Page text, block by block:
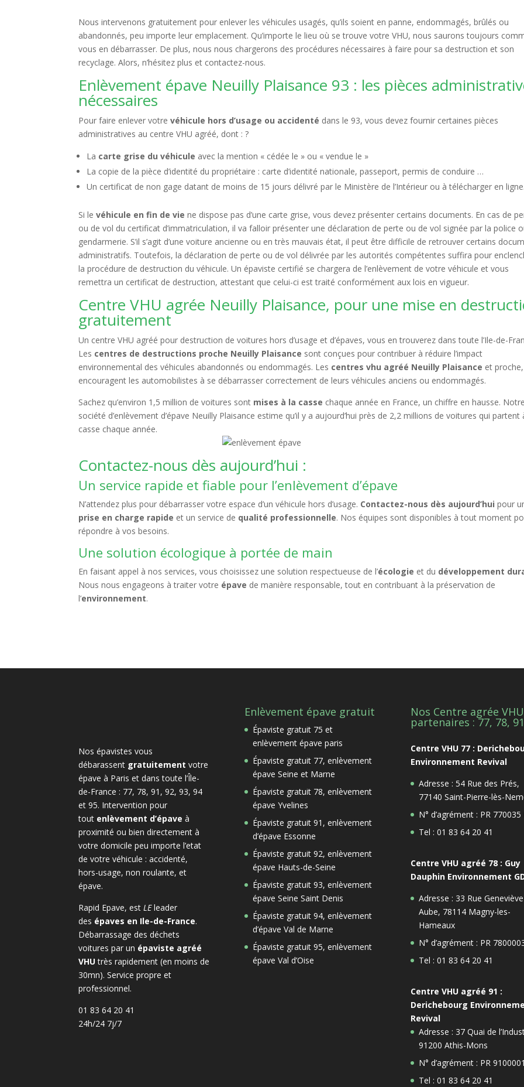
Nous intervenons gratuitement pour enlever les véhicules usagés, qu’ils soient en panne, endommagés, brûlés ou
abandonnés, peu importe leur emplacement. Qu’importe le lieu où se trouve votre VHU, nous saurons toujours
vous en débarrasser. De plus, nous nous chargerons des procédures nécessaires à faire pour sa destruction et son
recyclage. Alors, n’hésitez plus et contactez-nous.
Enlèvement épave Neuilly Plaisance 93 : les pièces
nécessaires
Pour faire enlever votrevéhicule hors d’usage ou accidenté dans le 93, vous devez fournir certaines pièces
administratives au centre VHU agréé, dont : ?
La carte grise du véhicule avec la mention « cédée le » ou « vendue le »
La copie de la pièce d’identité du propriétaire : carte d’identité nationale, passeport, permis de conduire …
Un certificat de non gage datant de moins de 15 jours délivré par le Ministère de l’Intérieur ou à télécharger en
Si levéhicule en fin de vie ne dispose pas d’une carte grise, vous devez présenter certains documents. En cas de
ou de vol du certificat d’immatriculation, il va falloir présenter une déclaration de perte ou de vol signée par la police
gendarmerie. S’il s’agit d’une voiture ancienne ou en très mauvais état, il peut être difficile de retrouver certains
administratifs. Toutefois, la déclaration de perte ou de vol délivrée par les autorités compétentes suffira pour
la procédure de destruction du véhicule. Un épaviste certifié se chargera de l’enlèvement de votre véhicule et vous
remettra un certificat de destruction, attestant que celui-ci est traité conformément aux lois en vigueur.
Centre VHU agrée Neuilly Plaisance, pour une mise en
gratuitement
Un centre VHU agréé pour destruction de voitures hors d’usage et d’épaves, vous en trouverez dans toute l’Ile-de-
Les centres de destructions proche Neuilly Plaisance sont conçues pour contribuer à réduire l’impact
environnemental des véhicules abandonnés ou endommagés. Les centres vhu agréé Neuilly Plaisance et proche,
encouragent les automobilistes à se débarrasser correctement de leurs véhicules anciens ou endommagés.
Sachez qu’environ 1,5 million de voitures sont mises à la casse chaque année en France, un chiffre en hausse. Notre
société d’enlèvement d’épave Neuilly Plaisance estime qu’il y a aujourd’hui près de 2,2 millions de voitures qui partent
casse chaque année.
Contactez-nous dès aujourd’hui :
Un service rapide et fiable pour l’enlèvement d’épave
N’attendez plus pour débarrasser votre espace d’un véhicule hors d’usage. Contactez-nous dès aujourd’hui pour
prise en charge rapide et un service de qualité professionnelle. Nos équipes sont disponibles à tout moment
répondre à vos besoins.
Une solution écologique à portée de main
En faisant appel à nos services, vous choisissez une solution respectueuse de l’écologie et du développement
Nous nous engageons à traiter votre épave de manière responsable, tout en contribuant à la préservation de
l’environnement.
Nos épavistes vous
débarassent gratuitement votre
épave à Paris et dans toute l’Île-
de-France : 77, 78, 91, 92, 93, 94
et 95. Intervention pour
tout enlèvement d’épave à
proximité ou bien directement à
votre domicile peu importe l’etat
de votre véhicule : accidenté,
hors-usage, non roulante, et
épave.
Rapid Epave, est LEleader
des épaves en Ile-de-France.
Débarrassage des déchets
voitures par un épaviste agréé
VHUtrès rapidement (en moins de
30mn). Service propre et
professionnel.
01 83 64 20 41
24h/24 7j/7
Enlèvement épave gratuit
Épaviste gratuit 75 et
enlèvement épave paris
Épaviste gratuit 77, enlèvement
épave Seine et Marne
Épaviste gratuit 78, enlèvement
épave Yvelines
Épaviste gratuit 91, enlèvement
d’épave Essonne
Épaviste gratuit 92, enlèvement
épave Hauts-de-Seine
Épaviste gratuit 93, enlèvement
épave Seine Saint Denis
Épaviste gratuit 94, enlèvement
d’épave Val de Marne
Épaviste gratuit 95, enlèvement
épave Val d’Oise
Nos Centre agrée VHU
partenaires : 77, 78, 91
Centre VHU 77 :
Environnement Revival
Adresse : 54 Rue des Prés,
77140 Saint-Pierre-lès-
N° d’agrément : PR 770035
Tel : 01 83 64 20 41
Centre VHU agréé 78 : Guy
Dauphin Environnement
Adresse : 33 Rue Geneviève
Aube, 78114 Magny-les-
Hameaux
N° d’agrément : PR
Tel : 01 83 64 20 41
Centre VHU agréé 91 :
Derichebourg
Revival
Adresse : 37 Quai de
91200 Athis-Mons
N° d’agrément : PR
Tel : 01 83 64 20 41